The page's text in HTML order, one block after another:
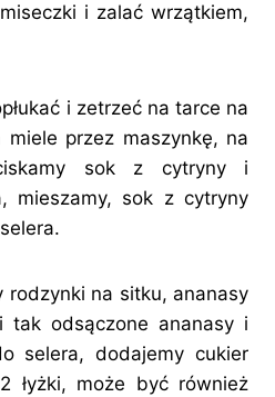
i zalać wrzątkiem,
i zetrzeć na tarce na
przez maszynkę, na
sok z cytryny i
mieszamy, sok z cytryny
rodzynki na sitku, ananasy
tak odsączone ananasy i
selera, dodajemy cukier
łyżki, może być również